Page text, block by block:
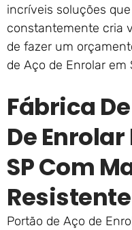
incríveis soluções
constantemente cria
de fazer um
de Aço de Enrolar em
Fábrica
De
SP Com
Resistente
Portão de Aço de